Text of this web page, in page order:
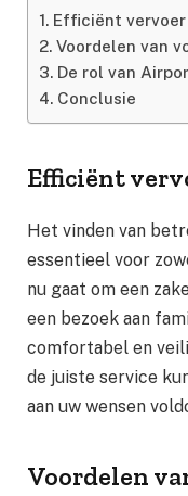
Efficiënt
Voordelen van
De rol van
Conclusie
Efficiënt
Het vinden van
essentieel voor
nu gaat om een
een bezoek aan
comfortabel en
de juiste service
aan uw wensen
Voordelen